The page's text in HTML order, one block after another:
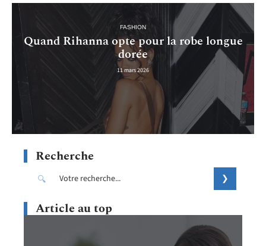
FASHION
Quand Rihanna opte pour la robe longue
dorée
11 mars 2026
Recherche
Article au top